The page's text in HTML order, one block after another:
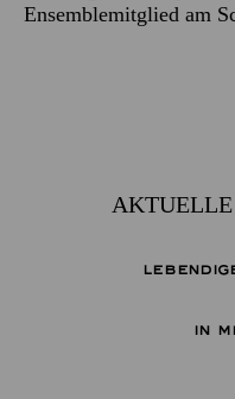
Ensemblemitglied am
IN